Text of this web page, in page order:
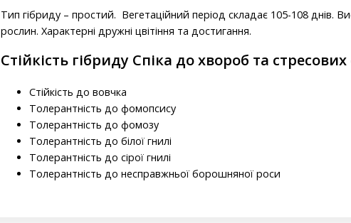
Тип гібриду – простий. Вегетаційний період складає 105-108 днів.
рослин. Характерні дружні цвітіння та достигання.
Стійкість гібриду Спіка до хвороб та
Стійкість до вовчка
Толерантність до фомопсису
Толерантність до фомозу
Толерантність до білої гнилі
Толерантність до сірої гнилі
Толерантність до несправжньої борошняної роси